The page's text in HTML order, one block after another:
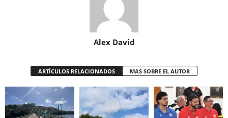
Alex David
ARTÍCULOS RELACIONADOS MAS SOBRE EL AUTOR